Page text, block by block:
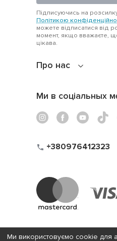
Про нас
Підписуючись на
Політикою
можете відписатися від
момент, якщо вважаєте,
цікава.
Ми в соціальных
+380976412323
Ми використовуємо cookie для